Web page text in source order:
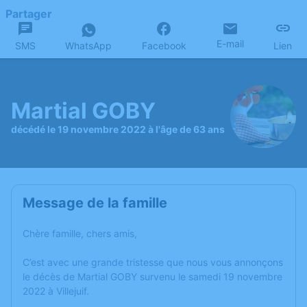
Partager
SMS WhatsApp Facebook E-mail Lien
Martial GOBY
décédé le 19 novembre 2022 à l'âge de 63 ans
Message de la famille
Chère famille, chers amis,
C’est avec une grande tristesse que nous vous annonçons
le décès de Martial GOBY survenu le samedi 19 novembre
2022 à Villejuif.